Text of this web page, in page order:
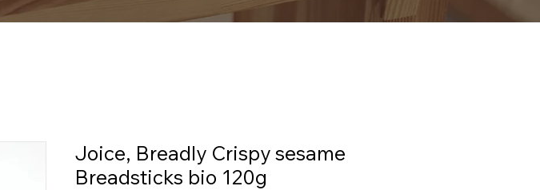
Joice, Breadly Crispy sesame
Breadsticks bio 120g